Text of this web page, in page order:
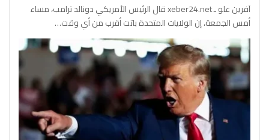
آفرين علو ـ xeber24.net قال الرئيس الأمريكي دونالد ترامب، مساء
أمس الجمعة، إن الولايات المتحدة باتت أقرب من أي وقت…